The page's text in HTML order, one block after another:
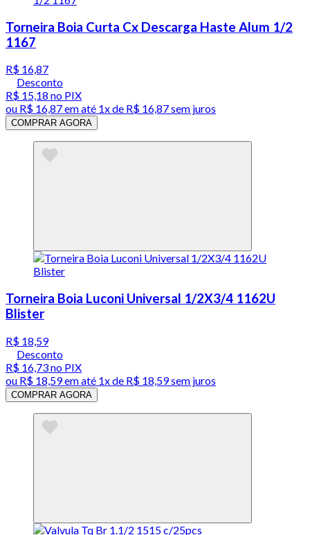
Torneira Boia Curta Cx Descarga Haste Alum 1/2
1167
R$ 16,87
Desconto
R$ 15,18 no PIX
ou R$ 16,87em até 1x de R$ 16,87sem juros
COMPRAR AGORA
Torneira Boia Luconi Universal 1/2X3/4 1162U
Blister
R$ 18,59
Desconto
R$ 16,73no PIX
ou R$ 18,59em até 1x de R$ 18,59sem juros
COMPRAR AGORA